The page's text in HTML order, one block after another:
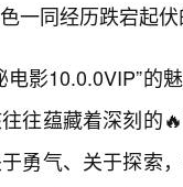
一同经历跌宕起伏
电影10.0.0VIP”的
往蕴藏着深刻的
勇气、关于探索